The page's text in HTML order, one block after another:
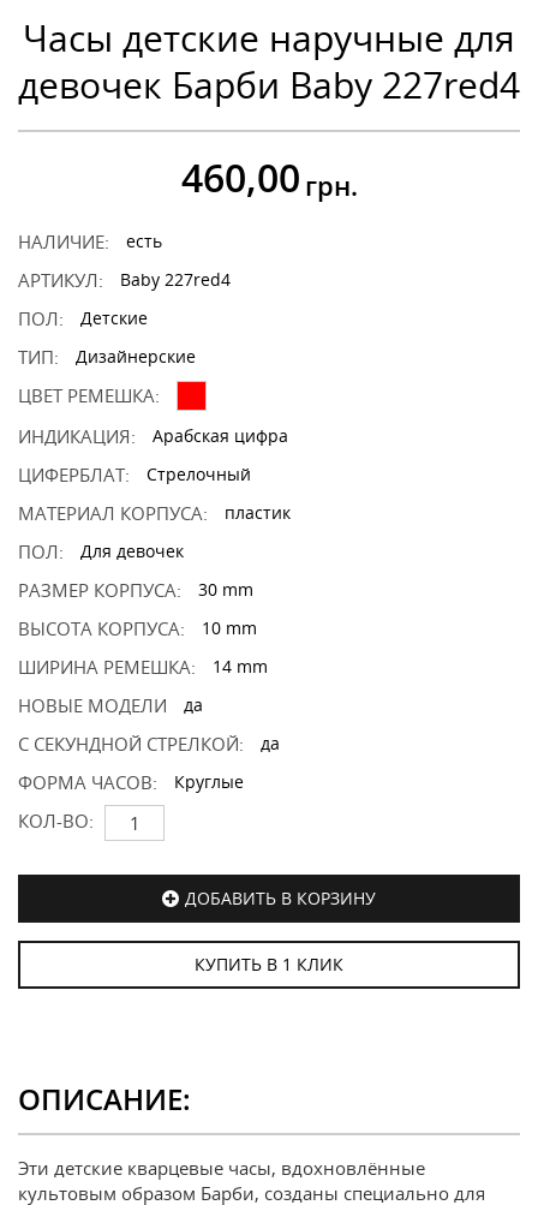
Часы детские наручные для
девочек Барби Baby 227red4
460,00 грн.
НАЛИЧИЕ: есть
АРТИКУЛ: Baby 227red4
ПОЛ: Детские
ТИП: Дизайнерские
ЦВЕТ РЕМЕШКА:
ИНДИКАЦИЯ:
Арабская цифра
ЦИФЕРБЛАТ: Стрелочный
МАТЕРИАЛ КОРПУСА: пластик
ПОЛ: Для девочек
РАЗМЕР КОРПУСА: 30 mm
ВЫСОТА КОРПУСА: 10 mm
ШИРИНА РЕМЕШКА: 14 mm
НОВЫЕ МОДЕЛИ да
С СЕКУНДНОЙ СТРЕЛКОЙ: да
ФОРМА ЧАСОВ: Круглые
КОЛ-ВО:
ДОБАВИТЬ В КОРЗИНУ
КУПИТЬ В 1 КЛИК
ОПИСАНИЕ:
Эти детские кварцевые часы, вдохновлённые
культовым образом Барби, созданы специально для